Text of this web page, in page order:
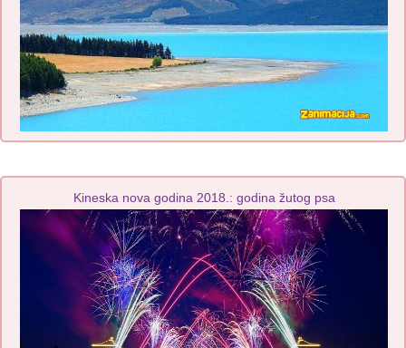
Kineska nova godina 2018.: godina žutog psa